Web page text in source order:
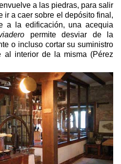
a las piedras, para salir
ir a caer sobre el depósito final,
a la edificación, una acequia
permite desviar de la
o incluso cortar su suministro
al interior de la misma (Pérez